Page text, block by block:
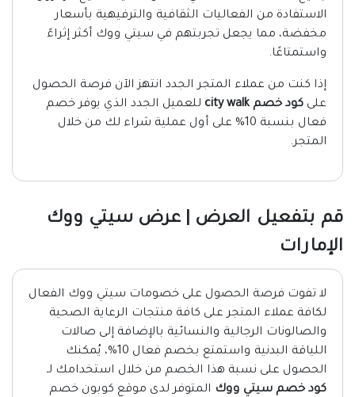
الاستفادة من الفعاليات الثقافية والترفيهية بأسعار
مخفضة، مما يجعل تجربتهم في سيتي ووك أكثر إثراءً
واستمتاعًا.
إذا كنت من عملاء المتجر الجدد انتهز الآن فرصة الحصول
على كود خصم city walk
للعميل الجدد الذي يوفر خصم
فعال بنسبة 10% على أول عملية شراء لك من خلال
المتجر.
قم بتفعيل العرض | عرض سيتي ووك
الإمارات
لا تفوت فرصة الحصول على خصومات سيتي ووك الفعال
لكافة عملاء المتجر على كافة منتجات الرعاية الصحية
والصالونات الرجالية والنسائية بالإضافة إلى صالات
اللياقة البدنية واستمتع بخصم فعال 10%، يُمكنك
الحصول على نسبة هذا الخصم من خلال استخدامك لـ
كود خصم سيتي ووك المتوفر لدى موقع كوبون خصم